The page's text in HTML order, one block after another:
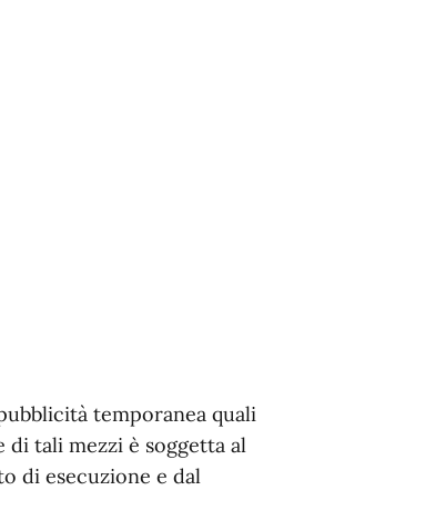
temporanea quali
di tali mezzi è soggetta al
di esecuzione e dal